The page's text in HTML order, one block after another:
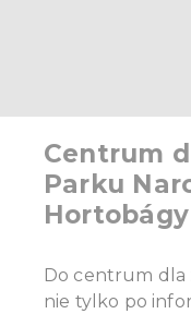
Centrum
Parku
Hortobágy
Do centrum dla
nie tylko po